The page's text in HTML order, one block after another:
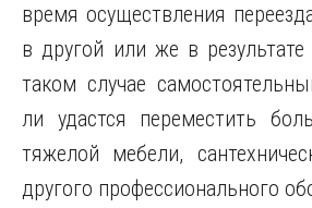
время осуществления
в другой или же в
таком случае
ли удастся переместить
тяжелой мебели,
другого профессионального